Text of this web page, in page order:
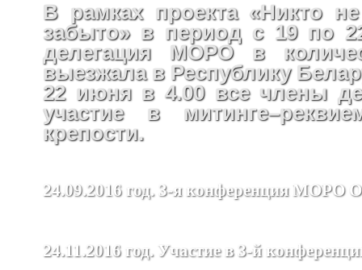
В рамках проекта «Никто
забыто» в период с 19 по
делегация МОРО в
выезжала в Республику
22 июня в 4.00 все члены
участие в
крепости.
24.09.2016 год. 3-я конференция
24.11.2016 год. Участие в 3-й